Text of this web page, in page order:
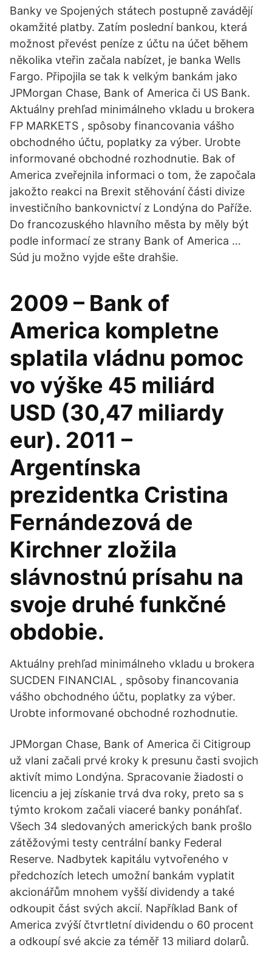
Banky ve Spojených státech postupně zavádějí
okamžité platby. Zatím poslední bankou, která
možnost převést peníze z účtu na účet během
několika vteřin začala nabízet, je banka Wells
Fargo. Připojila se tak k velkým bankám jako
JPMorgan Chase, Bank of America či US Bank.
Aktuálny prehľad minimálneho vkladu u brokera
FP MARKETS ️, spôsoby financovania vášho
obchodného účtu, poplatky za výber. Urobte
informované obchodné rozhodnutie. Bak of
America zveřejnila informaci o tom, že započala
jakožto reakci na Brexit stěhování části divize
investičního bankovnictví z Londýna do Paříže.
Do francozuského hlavního města by měly být
podle informací ze strany Bank of America …
Súd ju možno vyjde ešte drahšie.
2009 – Bank of
America kompletne
splatila vládnu pomoc
vo výške 45 miliárd
USD (30,47 miliar­dy
eur). 2011 –
Argentínska
prezidentka Cristina
Fernándezová de
Kirchner zložila
slávnostnú prísahu na
svoje druhé funkčné
obdobie.
Aktuálny prehľad minimálneho vkladu u brokera
SUCDEN FINANCIAL ️, spôsoby financovania
vášho obchodného účtu, poplatky za výber.
Urobte informované obchodné rozhodnutie.
JPMorgan Chase, Bank of America či Citigroup
už vlani začali prvé kroky k presunu časti svojich
aktivít mimo Londýna. Spracovanie žiadosti o
licenciu a jej získanie trvá dva roky, preto sa s
týmto krokom začali viaceré banky ponáhľať.
Všech 34 sledovaných amerických bank prošlo
zátěžovými testy centrální banky Federal
Reserve. Nadbytek kapitálu vytvořeného v
předchozích letech umožní bankám vyplatit
akcionářům mnohem vyšší dividendy a také
odkoupit část svých akcií. Například Bank of
America zvýší čtvrtletní dividendu o 60 procent
a odkoupí své akcie za téměř 13 miliard dolarů.